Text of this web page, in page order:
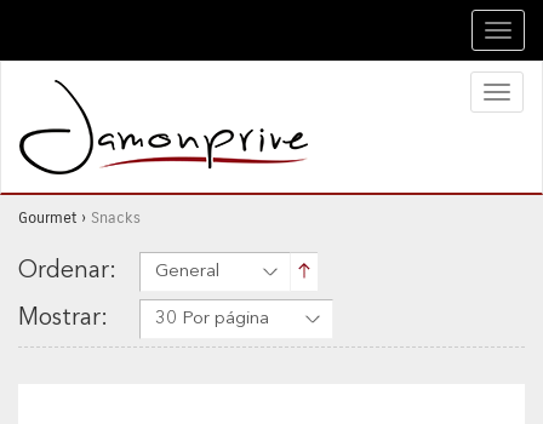
Gourmet › Snacks
Ordenar: General
Mostrar: 30 Por página